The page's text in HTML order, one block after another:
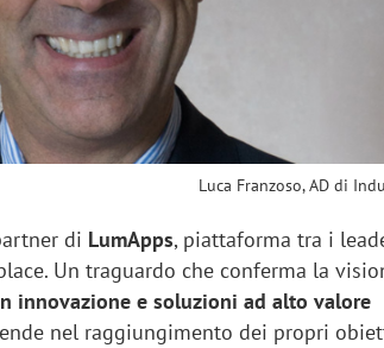
Luca Franzoso, AD di
di LumApps, piattaforma tra i
Un traguardo che conferma la
innovazione e soluzioni ad alto valore
nel raggiungimento dei propri
è un
a
Networking agli eventi:
startup Kicè punta a
"spreco di relazioni"